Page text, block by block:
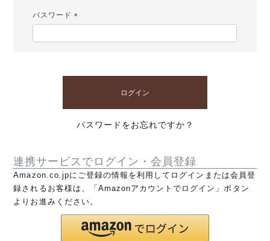
パスワード
ログイン
パスワードをお忘れですか？
連携サービスでログイン・会員登録
Amazon.co.jpにご登録の情報を利用してログインまたは会員登
録されるお客様は、「Amazonアカウントでログイン」ボタン
よりお進みください。